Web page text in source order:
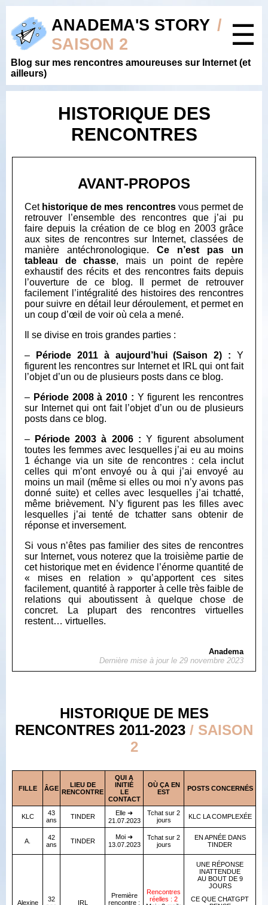
ANADEMA'S STORY /
SAISON 2
☰
Blog sur mes rencontres amoureuses sur Internet (et
ailleurs)
HISTORIQUE DES
RENCONTRES
AVANT-PROPOS
Cet historique de mes rencontresvous permet de
retrouver l’ensemble des rencontres que j’ai pu
faire depuis la création de ce blog en 2003 grâce
aux sites de rencontres sur Internet, classées de
manière antéchronologique. Ce n’est pas un
tableau de chasse, mais un point de repère
exhaustif des récits et des rencontres faits depuis
l’ouverture de ce blog. Il permet de retrouver
facilement l’intégralité des histoires des rencontres
pour suivre en détail leur déroulement, et permet en
un coup d’œil de voir où cela a mené.
Il se divise en trois grandes parties :
–
Période 2011 à aujourd’hui (Saison 2) : Y
figurent les rencontres sur Internet et IRL qui ont fait
l’objet d’un ou de plusieurs posts dans ce blog.
– Période 2008 à 2010 : Y figurent les rencontres
sur Internet qui ont fait l’objet d’un ou de plusieurs
posts dans ce blog.
–
Période 2003 à 2006 : Y figurent absolument
toutes les femmes avec lesquelles j’ai eu au moins
1 échange via un site de rencontres : cela inclut
celles qui m’ont envoyé ou à qui j’ai envoyé au
moins un mail (même si elles ou moi n’y avons pas
donné suite) et celles avec lesquelles j’ai tchatté,
même brièvement. N’y figurent pas les filles avec
lesquelles j’ai tenté de tchatter sans obtenir de
réponse et inversement.
Si vous n’êtes pas familier des sites de rencontres
sur Internet, vous noterez que la troisième partie de
cet historique met en évidence l’énorme quantité de
« mises en relation » qu’apportent ces sites
facilement, quantité à rapporter à celle très faible de
relations qui aboutissent à quelque chose de
concret. La plupart des rencontres virtuelles
restent… virtuelles.
Anadema
Dernière mise à jour le 29 novembre 2023
HISTORIQUE DE MES
RENCONTRES 2011-2023 / SAISON
2
FILLE ÂGE
LIEU DE
RENCONTRE
QUI A
INITIÉ
LE
CONTACT
OÙ ÇA EN
EST
POSTS CONCERNÉS
KLC
43
ans
TINDER
Elle ➜
21.07.2023
Tchat sur 2
jours
KLC LA COMPLEXÉE
A.
42
ans
TINDER
Moi ➜
13.07.2023
Tchat sur 2
jours
EN APNÉE DANS
TINDER
Alexine
32
IRL
Première
rencontre :
Rencontres
réelles : 2
UNE RÉPONSE
INATTENDUE
AU BOUT DE 9
JOURS
CE QUE CHATGPT